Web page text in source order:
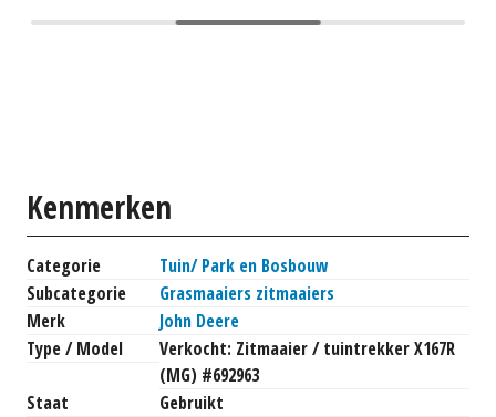
Kenmerken
Categorie
Tuin/ Park en Bosbouw
Subcategorie
Grasmaaiers zitmaaiers
Merk
John Deere
Type / Model
Verkocht: Zitmaaier / tuintrekker X167R
(MG) #692963
Staat
Gebruikt